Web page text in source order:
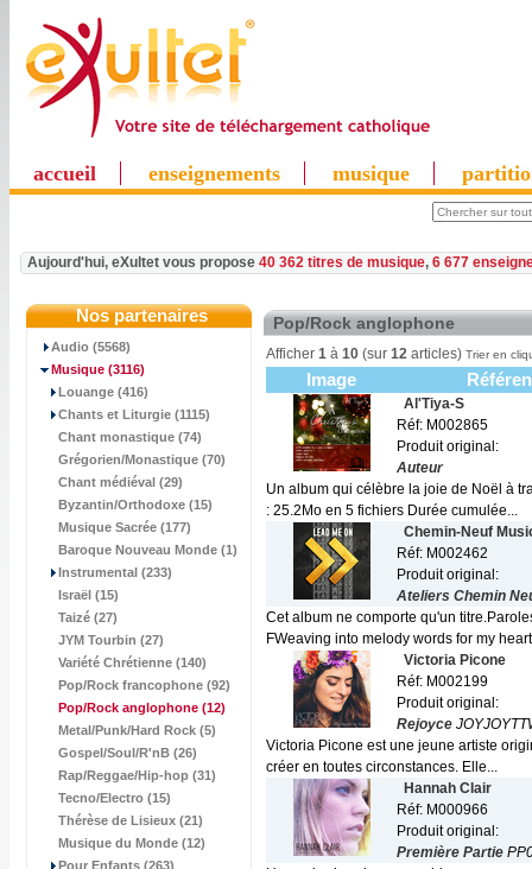
accueil enseignements musique
Aujourd'hui, eXultet vous propose 40 362 titres de musique, 6 677
Nos partenaires
Audio (5568)
Musique (3116)
Louange (416)
Chants et Liturgie (1115)
Chant monastique (74)
Grégorien/Monastique (70)
Chant médiéval (29)
Byzantin/Orthodoxe (15)
Musique Sacrée (177)
Baroque Nouveau Monde (1)
Instrumental (233)
Israël (15)
Taizé (27)
JYM Tourbin (27)
Variété Chrétienne (140)
Pop/Rock francophone (92)
Pop/Rock anglophone (12)
Metal/Punk/Hard Rock (5)
Gospel/Soul/R'nB (26)
Rap/Reggae/Hip-hop (31)
Tecno/Electro (15)
Thérèse de Lisieux (21)
Musique du Monde (12)
Pour Enfants (263)
Pop/Rock anglophone
Afficher 1 à 10 (sur 12 articles) Trier en
Image
Al'Tiya-S
Réf: M002865
Produit original:
Auteur
Un album qui célèbre la joie de Noël à
: 25.2Mo en 5 fichiers Durée cumulée...
Chemin-Neuf
Réf: M002462
Produit original:
Ateliers Chemin
Cet album ne comporte qu'un
FWeaving into melody words for my
Victoria Picone
Réf: M002199
Produit original:
Rejoyce
Victoria Picone est une jeune artiste
créer en toutes circonstances. Elle...
Hannah Clair
Réf: M000966
Produit original:
Première Partie